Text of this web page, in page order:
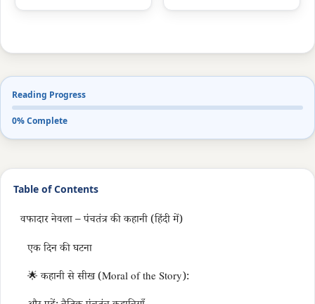
Reading Progress
0% Complete
Table of Contents
वफादार नेवला – पंचतंत्र की कहानी (हिंदी में)
एक दिन की घटना
🌟 कहानी से सीख (Moral of the Story):